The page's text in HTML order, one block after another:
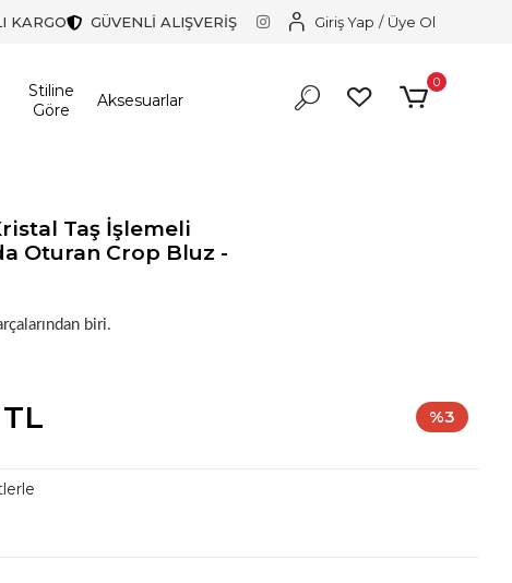
KARGO GÜVENLİ ALIŞVERİŞ Giriş Yap / Üye Ol
Stiline
Göre
Aksesuarlar
0
Taş İşlemeli
Oturan Crop Bluz -
biri.
%3